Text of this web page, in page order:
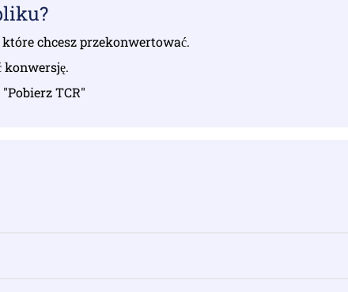
chcesz przekonwertować.
konwersję.
TCR"